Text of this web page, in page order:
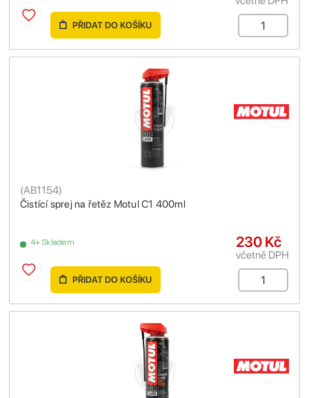
PŘIDAT DO KOŠÍKU
Čistící sprej na řetěz Motul C1 400ml
(AB1154)
4+ Skladem 230 Kč
včetně DPH
PŘIDAT DO KOŠÍKU